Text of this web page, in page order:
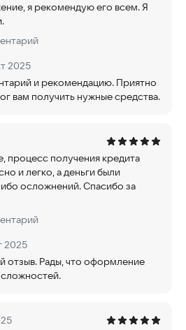
я рекомендую его всем. Я
2025
и рекомендацию. Приятно
вам получить нужные средства.
процесс получения кредита
и легко, а деньги были
осложнений. Спасибо за
2025
отзыв. Рады, что оформление